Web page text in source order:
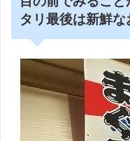
タリ最後は新鮮